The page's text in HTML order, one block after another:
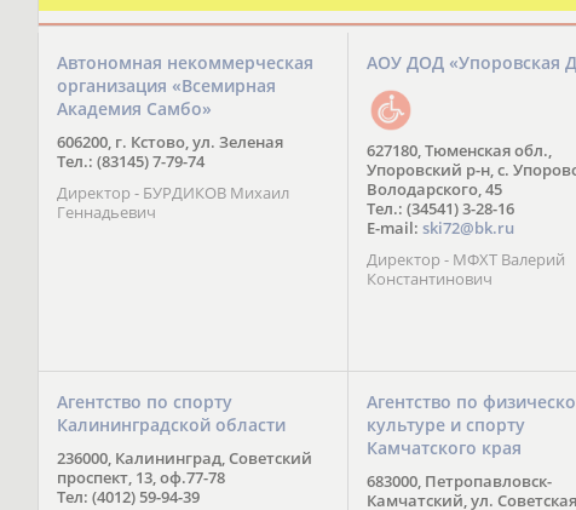
Автономная некоммерческая
организация «Всемирная
Академия Самбо»
606200, г. Кстово, ул. Зеленая
Тел.: (83145) 7-79-74
Директор - БУРДИКОВ Михаил
Геннадьевич
АОУ ДОД «Упоровская
627180, Тюменская обл.,
Упоровский р-н, с.
Володарского, 45
Тел.: (34541) 3-28-16
E-mail: ski72@bk.ru
Директор - МФХТ Валерий
Константинович
Агентство по спорту
Калининградской области
236000, Калининград, Советский
проспект, 13, оф.77-78
Тел: (4012) 59-94-39
Агентство по
культуре и спорту
Камчатского края
683000, Петропавловск-
Камчатский, ул.